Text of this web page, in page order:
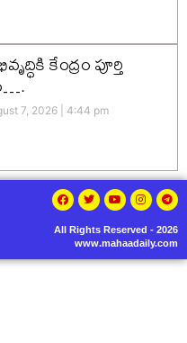
కేంద్రం పూర్తి
7, 2026 4:44 pm
All Rights Reserved - 2026
www.mahaadaily.com